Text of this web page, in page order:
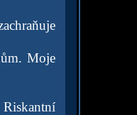
Moje